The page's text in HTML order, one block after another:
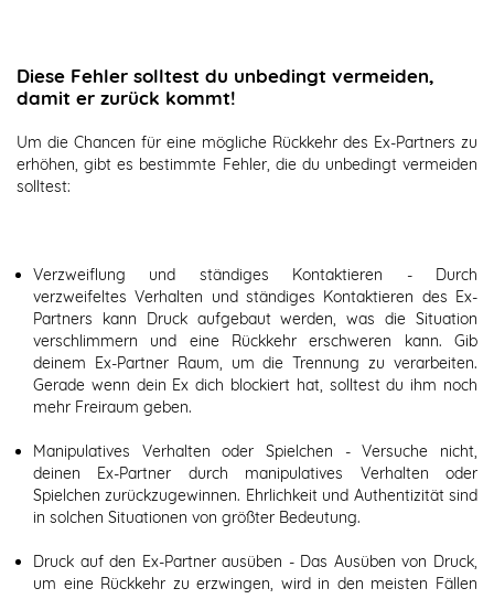
Diese Fehler solltest du unbedingt vermeiden,
damit er zurück kommt!
Um die Chancen für eine mögliche Rückkehr des Ex-Partners zu
erhöhen, gibt es bestimmte Fehler, die du unbedingt vermeiden
solltest:
Verzweiflung und ständiges Kontaktieren - Durch
verzweifeltes Verhalten und ständiges Kontaktieren des Ex-
Partners kann Druck aufgebaut werden, was die Situation
verschlimmern und eine Rückkehr erschweren kann. Gib
deinem Ex-Partner Raum, um die Trennung zu verarbeiten.
Gerade wenn dein Ex dich blockiert hat, solltest du ihm noch
mehr Freiraum geben.
Manipulatives Verhalten oder Spielchen - Versuche nicht,
deinen Ex-Partner durch manipulatives Verhalten oder
Spielchen zurückzugewinnen. Ehrlichkeit und Authentizität sind
in solchen Situationen von größter Bedeutung.
Druck auf den Ex-Partner ausüben - Das Ausüben von Druck,
um eine Rückkehr zu erzwingen, wird in den meisten Fällen